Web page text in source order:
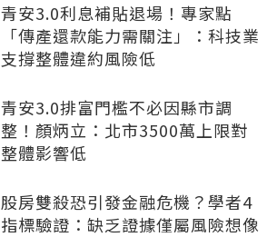
青安3.0利息補貼退場！專家點
「傳產還款能力需關注」：科技業
支撐整體違約風險低
青安3.0排富門檻不必因縣市調
整！顏炳立：北市3500萬上限對
整體影響低
股房雙殺恐引發金融危機？學者4
指標驗證：缺乏證據僅屬風險想像